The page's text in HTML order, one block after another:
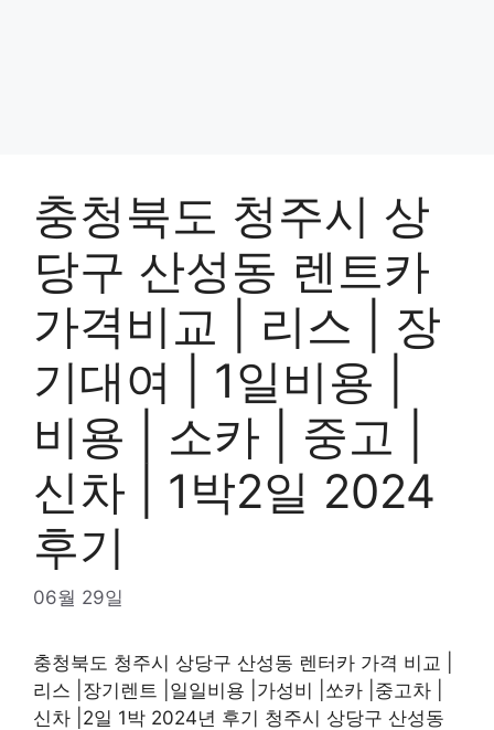
충청북도 청주시 상
당구 산성동 렌트카
가격비교 | 리스 | 장
기대여 | 1일비용 |
비용 | 소카 | 중고 |
신차 | 1박2일 2024
후기
06월 29일
충청북도 청주시 상당구 산성동 렌터카 가격 비교 |
리스 |장기렌트 |일일비용 |가성비 |쏘카 |중고차 |
신차 |2일 1박 2024년 후기 청주시 상당구 산성동